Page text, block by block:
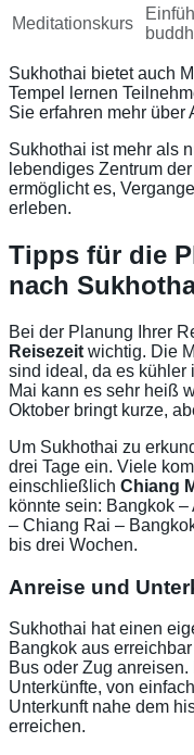
Meditationskurs
Sukhothai bietet auch
Tempel lernen
Sie erfahren mehr über
Sukhothai ist mehr als
lebendiges Zentrum
ermöglicht es,
erleben.
Tipps für die
nach
Bei der Planung Ihrer
Reisezeit wichtig. Die
sind ideal, da es kühler
Mai kann es sehr heiß
Oktober bringt kurze,
Um Sukhothai zu
drei Tage ein. Viele
einschließlich Chiang
könnte sein: Bangkok
– Chiang Rai –
bis drei Wochen.
Anreise und
Sukhothai hat einen
Bangkok aus
Bus oder Zug
Unterkünfte, von
Unterkunft nahe dem
erreichen.